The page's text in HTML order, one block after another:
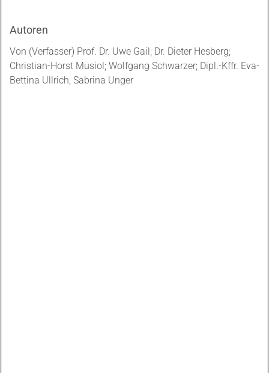
Autoren
Von (Verfasser) Prof. Dr. Uwe Gail; Dr. Dieter Hesberg;
Christian-Horst Musiol; Wolfgang Schwarzer; Dipl.-Kffr. Eva-
Bettina Ullrich; Sabrina Unger